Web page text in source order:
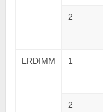
2
LRDIMM 1
2